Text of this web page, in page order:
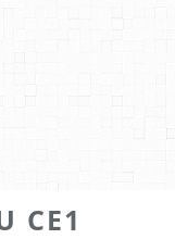
CE1